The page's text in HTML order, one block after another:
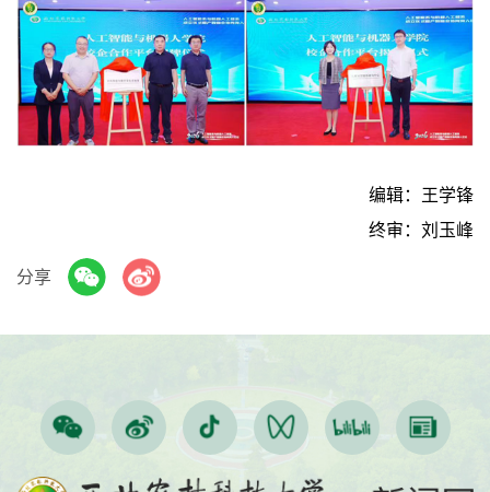
编辑：王学锋
终审：刘玉峰
分享